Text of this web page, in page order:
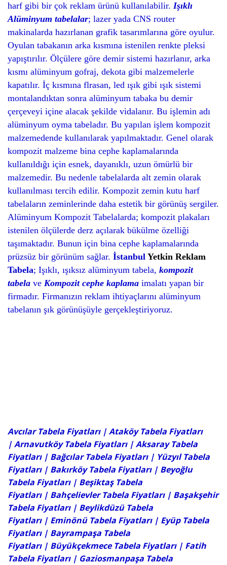
harf gibi bir çok reklam ürünü kullanılabilir. Işıklı
Alüminyum tabelalar; lazer yada CNS router
makinalarda hazırlanan grafik tasarımlarına göre oyulur.
Oyulan tabakanın arka kısmına istenilen renkte pleksi
yapıştırılır. Ölçülere göre demir sistemi hazırlanır, arka
kısmı alüminyum gofraj, dekota gibi malzemelerle
kapatılır. İç kısmına flrasan, led ışık gibi ışık sistemi
montalandıktan sonra alüminyum tabaka bu demir
çerçeveyi içine alacak şekilde vidalanır. Bu işlemin adı
alüminyum oyma tabeladır. Bu yapılan işlem kompozit
malzemedende kullanılarak yapılmaktadır. Genel olarak
kompozit malzeme bina cephe kaplamalarında
kullanıldığı için esnek, dayanıklı, uzun ömürlü bir
malzemedir. Bu nedenle tabelalarda alt zemin olarak
kullanılması tercih edilir. Kompozit zemin kutu harf
tabelaların zeminlerinde daha estetik bir görünüş sergiler.
Alüminyum Kompozit Tabelalarda; kompozit plakaları
istenilen ölçülerde derz açılarak bükülme özelliği
taşımaktadır. Bunun için bina cephe kaplamalarında
prüzsüz bir görünüm sağlar. İstanbul Yetkin Reklam
Tabela; Işıklı, ışıksız alüminyum tabela, kompozit
tabela ve Kompozit cephe kaplama imalatı yapan bir
firmadır. Firmanızın reklam ihtiyaçlarını alüminyum
tabelanın şık görünüşüyle gerçekleştiriyoruz.
Avcılar Tabela Fiyatları| Ataköy Tabela Fiyatları
|Arnavutköy Tabela Fiyatları|Aksaray Tabela
Fiyatları| Bağcılar Tabela Fiyatları| Yüzyıl Tabela
Fiyatları| Bakırköy Tabela Fiyatları| Beyoğlu
Tabela Fiyatları| Beşiktaş Tabela
Fiyatları| Bahçelievler Tabela Fiyatları| Başakşehir
Tabela Fiyatları| Beylikdüzü Tabela
Fiyatları| Eminönü Tabela Fiyatları| Eyüp Tabela
Fiyatları | Bayrampaşa Tabela
Fiyatları| Büyükçekmece Tabela Fiyatları | Fatih
Tabela Fiyatları| Gaziosmanpaşa Tabela